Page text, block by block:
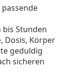
bis Stunden
Dosis, Körper
geduldig
sicheren